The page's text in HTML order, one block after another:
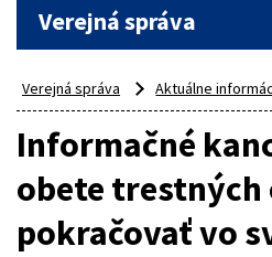
Verejná správa
Verejná správa Aktuálne
Informačné
obete trestných
pokračovať vo